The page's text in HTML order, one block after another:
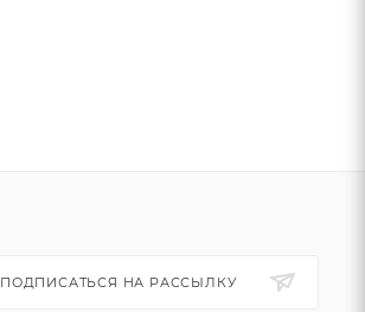
ПОДПИСАТЬСЯ НА РАССЫЛКУ